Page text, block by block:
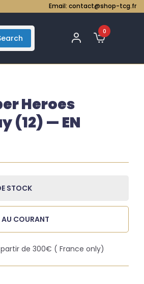
Email: contact@shop-tcg.fr
0
Heroes
(12) — EN
STOCK
AU COURANT
de 300€ ( France only)